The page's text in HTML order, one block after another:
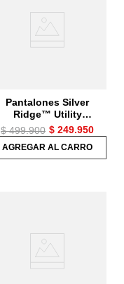
Pantalones Silver
Ridge™ Utility
Convertible Pant Para
Hombre
$ 499.900 $ 249.950
AGREGAR AL CARRO